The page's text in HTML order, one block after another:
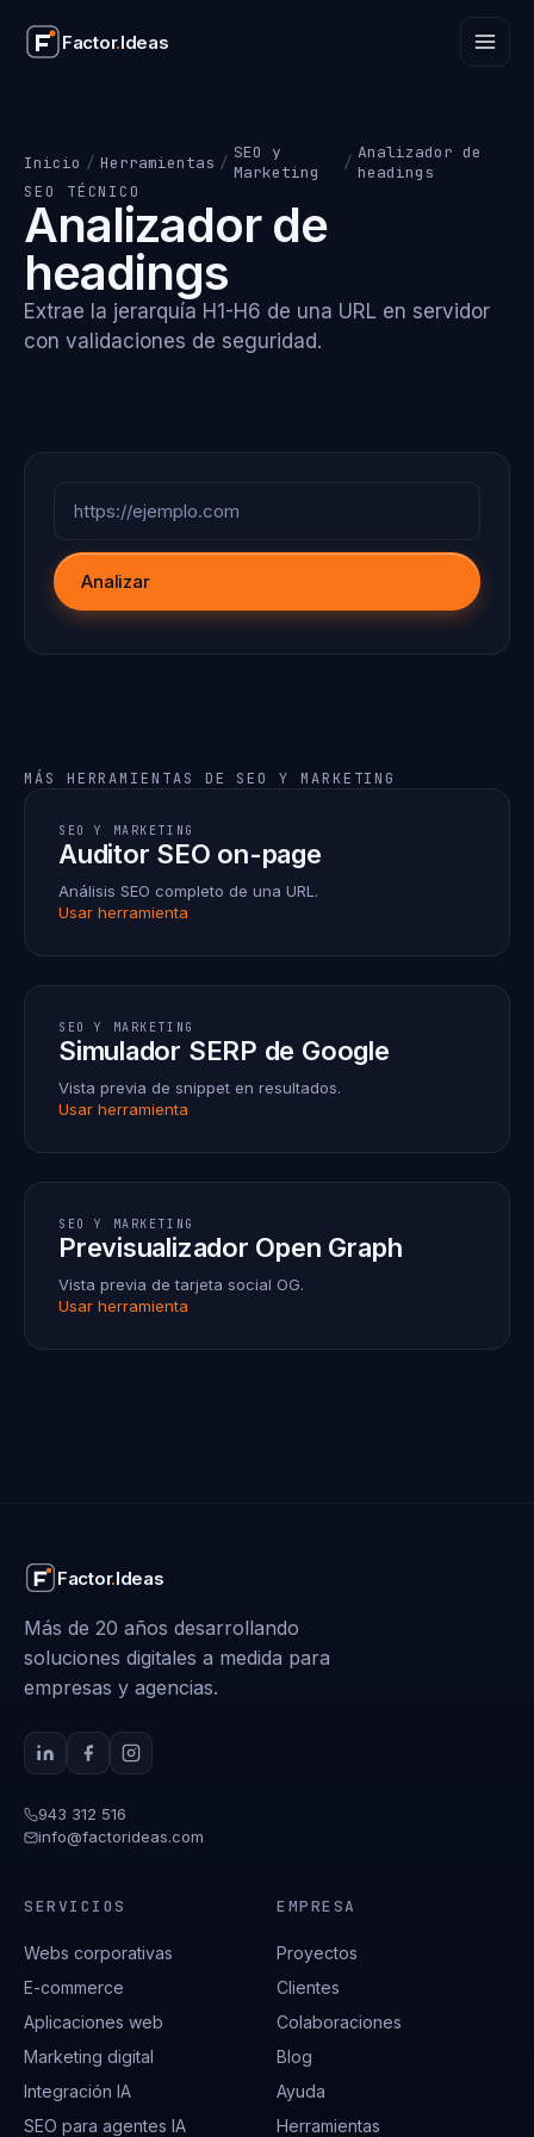
Factor.Ideas
Factor.Ideas
Inicio / Herramientas / SEO y
Marketing
/ Analizador de
headings
SEO TÉCNICO
Analizador de
headings
Extrae la jerarquía H1-H6 de una URL en servidor
con validaciones de seguridad.
Analizar
MÁS HERRAMIENTAS DE SEO Y MARKETING
SEO Y MARKETING
Auditor SEO on-page
Análisis SEO completo de una URL.
Usar herramienta
SEO Y MARKETING
Simulador SERP de Google
Vista previa de snippet en resultados.
Usar herramienta
SEO Y MARKETING
Previsualizador Open Graph
Vista previa de tarjeta social OG.
Usar herramienta
Factor.Ideas
Más de 20 años desarrollando
soluciones digitales a medida para
empresas y agencias.
943 312 516
info@factorideas.com
SERVICIOS
Webs corporativas
E-commerce
Aplicaciones web
Marketing digital
Integración IA
SEO para agentes IA
EMPRESA
Proyectos
Clientes
Colaboraciones
Blog
Ayuda
Herramientas